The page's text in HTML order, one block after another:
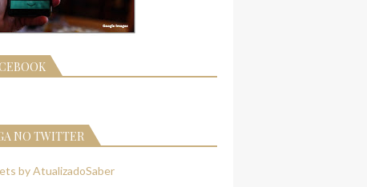
NO TWITTER
by AtualizadoSaber